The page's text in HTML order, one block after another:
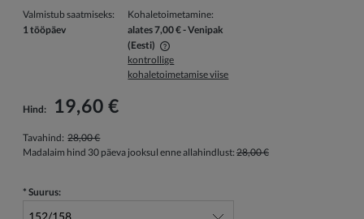
Valmistub saatmiseks:
1 tööpäev
Kohaletoimetamine:
alates 7,00 €- Venipak
(Eesti)
Hind ei sisalda võimalikke maksekulusid
kontrollige
kohaletoimetamise viise
Hind: 19,60 €
Tavahind: 28,00 €
Madalaim hind 30 päeva jooksul enne allahindlust: 28,00 €
* Suurus: